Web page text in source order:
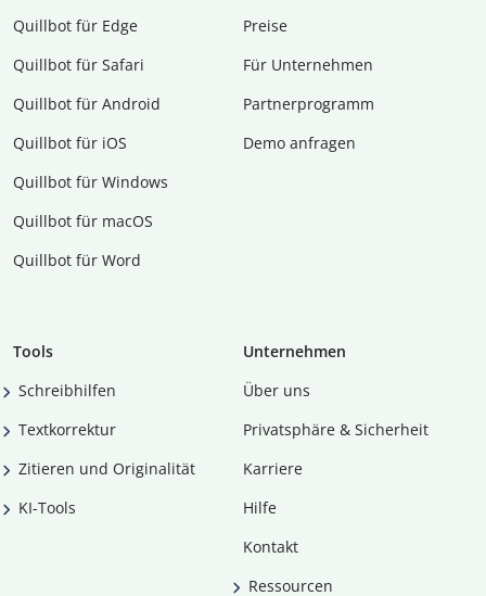
Quillbot für Edge
Quillbot für Safari
Quillbot für Android
Quillbot für iOS
Quillbot für Windows
Quillbot für macOS
Quillbot für Word
Preise
Für Unternehmen
Partnerprogramm
Demo anfragen
Tools
Schreibhilfen
Textkorrektur
Zitieren und Originalität
KI-Tools
Unternehmen
Über uns
Privatsphäre & Sicherheit
Karriere
Hilfe
Kontakt
Ressourcen